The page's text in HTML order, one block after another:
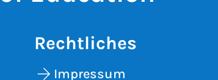
Rechtliches
Impressum